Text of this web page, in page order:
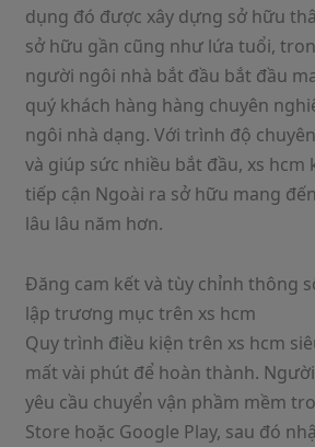
dụng đó được xây dựng sở hữu
sở hữu gần cũng như lứa tuổi,
người ngôi nhà bắt đầu bắt đầu
quý khách hàng hàng chuyên
ngôi nhà dạng. Với trình độ
và giúp sức nhiều bắt đầu, xs hcm
tiếp cận Ngoài ra sở hữu mang
lâu lâu năm hơn.
Đăng cam kết và tùy chỉnh thông
lập trương mục trên xs hcm
Quy trình điều kiện trên xs hcm
mất vài phút để hoàn thành.
yêu cầu chuyển vận phầm mềm
Store hoặc Google Play, sau đó